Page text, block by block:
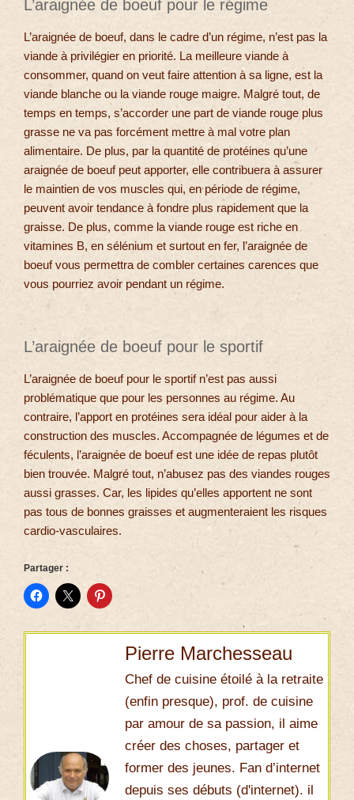
L’araignée de boeuf pour le régime
L’araignée de boeuf, dans le cadre d’un régime, n’est pas la
viande à privilégier en priorité. La meilleure viande à
consommer, quand on veut faire attention à sa ligne, est la
viande blanche ou la viande rouge maigre. Malgré tout, de
temps en temps, s’accorder une part de viande rouge plus
grasse ne va pas forcément mettre à mal votre plan
alimentaire. De plus, par la quantité de protéines qu’une
araignée de boeuf peut apporter, elle contribuera à assurer
le maintien de vos muscles qui, en période de régime,
peuvent avoir tendance à fondre plus rapidement que la
graisse. De plus, comme la viande rouge est riche en
vitamines B, en sélénium et surtout en fer, l’araignée de
boeuf vous permettra de combler certaines carences que
vous pourriez avoir pendant un régime.
L’araignée de boeuf pour le sportif
L’araignée de boeuf pour le sportif n’est pas aussi
problématique que pour les personnes au régime. Au
contraire, l’apport en protéines sera idéal pour aider à la
construction des muscles. Accompagnée de légumes et de
féculents, l’araignée de boeuf est une idée de repas plutôt
bien trouvée. Malgré tout, n’abusez pas des viandes rouges
aussi grasses. Car, les lipides qu’elles apportent ne sont
pas tous de bonnes graisses et augmenteraient les risques
cardio-vasculaires.
Partager :
Pierre Marchesseau
Chef de cuisine étoilé à la retraite
(enfin presque), prof. de cuisine
par amour de sa passion, il aime
créer des choses, partager et
former des jeunes. Fan d’internet
depuis ses débuts (d'internet). il